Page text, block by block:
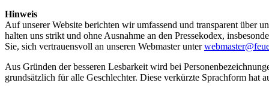
Hinweis
Auf unserer Website berichten wir umfassend und transparent über
halten uns strikt und ohne Ausnahme an den Pressekodex,
Sie, sich vertrauensvoll an unseren Webmaster unter
Aus Gründen der besseren Lesbarkeit wird bei
grundsätzlich für alle Geschlechter. Diese verkürzte Sprachform hat